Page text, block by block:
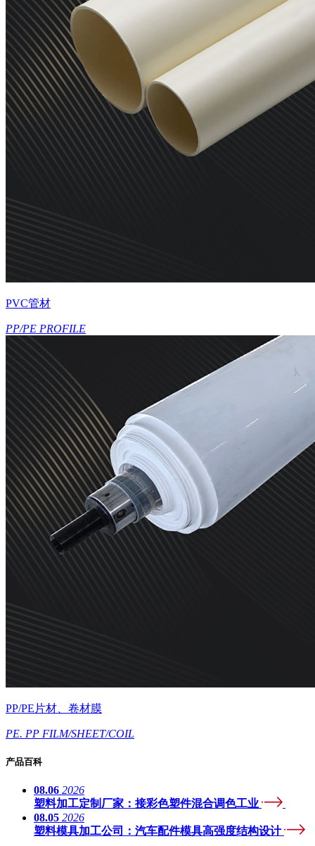
PVC管材
PP/PE PROFILE
PP/PE片材、卷材膜
PE. PP FILM/SHEET/COIL
产品百科
08.06 2026
塑料加工定制厂家：接彩色塑件混合调色工业
08.05 2026
塑料模具加工公司：汽车配件模具高强度结构设计